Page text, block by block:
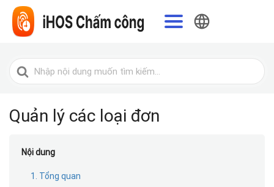
Tìm
kiếm
Quản lý các loại đơn
Nội dung
1. Tổng quan